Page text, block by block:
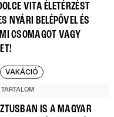
VITA ÉLETÉRZÉST
NYÁRI BELÉPŐVEL ÉS
CSOMAGOT VAGY
VAKÁCIÓ
IS A MAGYAR